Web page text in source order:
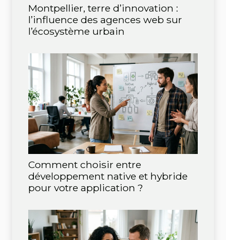
Montpellier, terre d’innovation :
l’influence des agences web sur
l’écosystème urbain
Comment choisir entre
développement native et hybride
pour votre application ?